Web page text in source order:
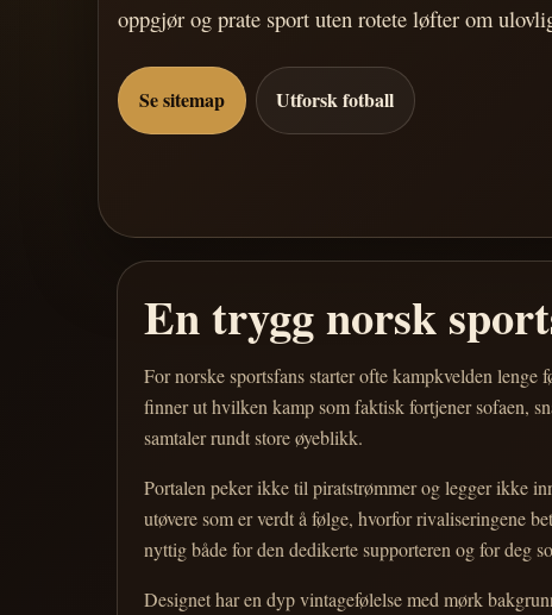
oppgjør og prate sport uten rotete løfter om
Se sitemap Utforsk fotball
En trygg norsk
For norske sportsfans starter ofte kampkvelden
finner ut hvilken kamp som faktisk fortjener sofaen,
samtaler rundt store øyeblikk.
Portalen peker ikke til piratstrømmer og legger ikke
utøvere som er verdt å følge, hvorfor rivaliseringene
nyttig både for den dedikerte supporteren og for deg
Designet har en dyp vintagefølelse med mørk